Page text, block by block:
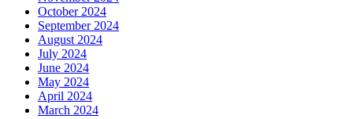
October 2024
September 2024
August 2024
July 2024
June 2024
May 2024
April 2024
March 2024